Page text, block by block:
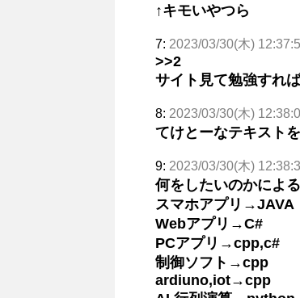
↑キモいやつら
7: 2023/03/30(木)
>>2
サイト見て勉強すれ
8: 2023/03/30(木)
てけとーなテキスト
9: 2023/03/30(木)
何をしたいのかによる
スマホアプリ→JAVA
Webアプリ→C#
PCアプリ→cpp,c#
制御ソフト→cpp
ardiuno,iot→cpp